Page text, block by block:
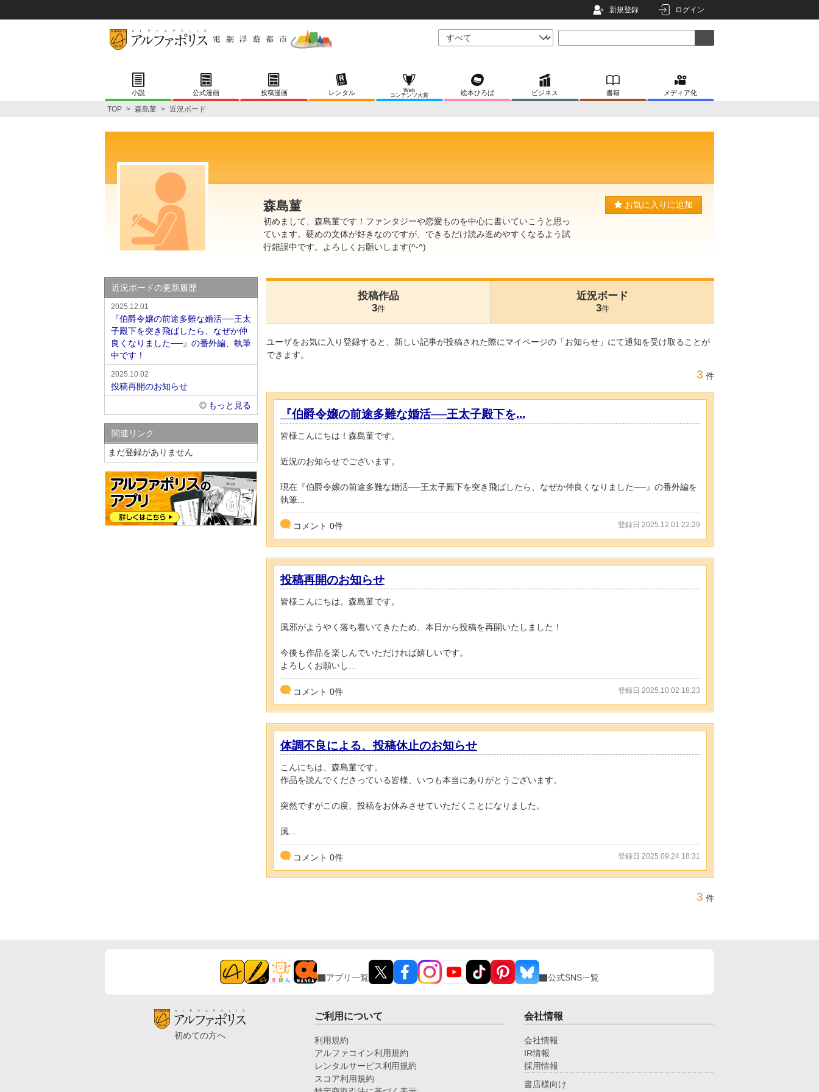
新規登録 ログイン
小説 公式漫画 投稿漫画 レンタル
Web
コンテンツ大賞
絵本ひろば ビジネス 書籍 メディア化
TOP > 森島菫 > 近況ボード
森島菫
初めまして、森島菫です！ファンタジーや恋愛ものを中心に書いていこうと思っ
ています。硬めの文体が好きなのですが、できるだけ読み進めやすくなるよう試
行錯誤中です。よろしくお願いします(^-^)
お気に入りに追加
投稿作品
3件
近況ボード
3件
ユーザをお気に入り登録すると、新しい記事が投稿された際にマイページの「お知らせ」にて通知を受け取ることが
できます。
3 件
『伯爵令嬢の前途多難な婚活──王太子殿下を...
皆様こんにちは！森島菫です。
近況のお知らせでございます。
現在『伯爵令嬢の前途多難な婚活──王太子殿下を突き飛ばしたら、なぜか仲良くなりました──』の番外編を
執筆...
コメント 0件 登録日 2025.12.01 22:29
投稿再開のお知らせ
皆様こんにちは。森島菫です。
風邪がようやく落ち着いてきたため、本日から投稿を再開いたしました！
今後も作品を楽しんでいただければ嬉しいです。
よろしくお願いし...
コメント 0件 登録日 2025.10.02 18:23
体調不良による、投稿休止のお知らせ
こんにちは、森島菫です。
作品を読んでくださっている皆様、いつも本当にありがとうございます。
突然ですがこの度、投稿をお休みさせていただくことになりました。
風...
コメント 0件 登録日 2025.09.24 18:31
3 件
近況ボードの更新履歴
2025.12.01
『伯爵令嬢の前途多難な婚活──王太
子殿下を突き飛ばしたら、なぜか仲
良くなりました──』の番外編、執筆
中です！
2025.10.02
投稿再開のお知らせ
もっと見る
関連リンク
まだ登録がありません
アプリ一覧 公式SNS一覧
初めての方へ
ご利用について
利用規約
アルファコイン利用規約
レンタルサービス利用規約
スコア利用規約
会社情報
会社情報
IR情報
採用情報
書店様向け